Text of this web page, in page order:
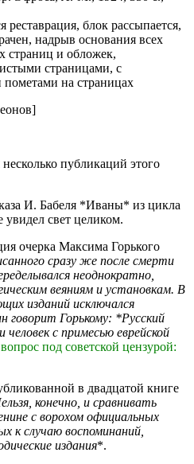
реставрация, блок рассыпается,
надрыв основания всех
страниц и обложек,
страницами, с
на страницах
публикаций этого
И. Бабеля *Иваны* из цикла
свет целиком.
очерка Максима Горького
сразу же после смерти
неоднократно,
веяниям и установкам. В
изданий исключался
говорит Горькому: *Русский
человек с примесью еврейской
под советской цензурой:
в двадцатой книге
конечно, и сравнивать
с ворохом официальных
к случаю воспоминаний,
издания*.